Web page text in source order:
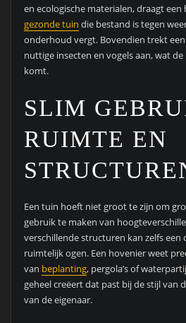
en ecologische materialen, draagt een
gezonde tuin die bestand is tegen
onderhoud vergt. Bovendien trekt
nuttige insecten en vogels aan, wat
komt.
SLIM
RUIMTE EN
Een tuin hoeft niet groot te zijn om
gebruik te maken van
verschillende structuren kan zelfs
ruimtelijk ogen. Een hovenier weet
van beplanting, pergola’s of
geheel creëert dat past bij de stijl van
van de eigenaar.